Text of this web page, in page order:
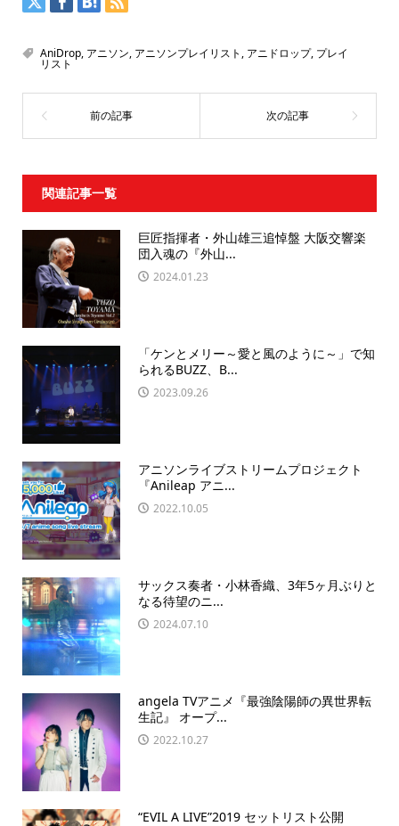
AniDrop, アニソン, アニソンプレイリスト , アニドロップ, プレイ
リスト
関連記事一覧
巨匠指揮者・外山雄三追悼盤 大阪交響楽
団入魂の『外山...
2024.01.23
「ケンとメリー～愛と風のように～」で知
られるBUZZ、B...
2023.09.26
アニソンライブストリームプロジェクト
『Anileap アニ...
2022.10.05
サックス奏者・小林香織、3年5ヶ月ぶりと
なる待望のニ...
2024.07.10
angela TVアニメ『最強陰陽師の異世界転
生記』 オープ...
2022.10.27
“EVIL A LIVE”2019 セットリスト公開